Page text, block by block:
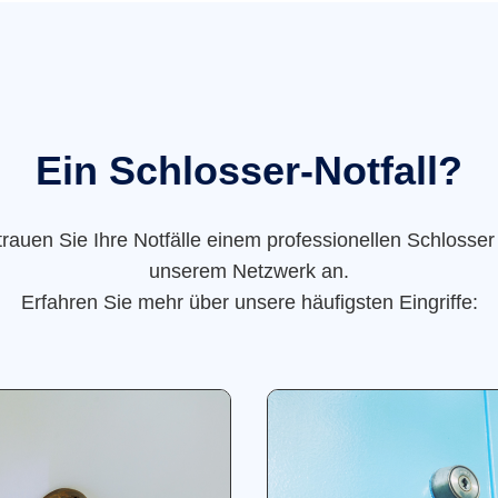
Ein Schlosser-Notfall?
Sie Ihre Notfälle einem professionellen
unserem Netzwerk an.
Erfahren Sie mehr über unsere häufigsten Eingriffe: